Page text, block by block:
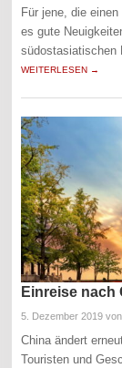
Für jene, die
es gute
südostasiatischen
WEITERLESEN →
Einreise
5. Dezember 2019
China ändert
Touristen und